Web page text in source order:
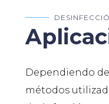
Dependiendo
métodos